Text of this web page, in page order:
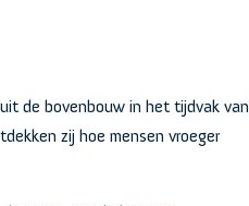
de bovenbouw in het tijdvak van
zij hoe mensen vroeger